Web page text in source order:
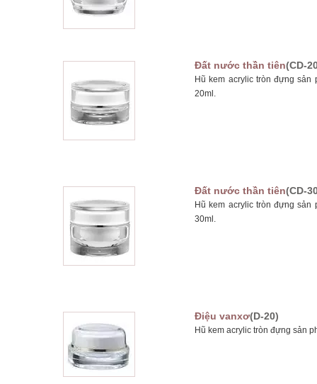
Đất nước thần tiên(CD-
Hũ kem acrylic tròn đựng sản
20ml.
Đất nước thần tiên(CD-
Hũ kem acrylic tròn đựng sản
30ml.
Điệu vanxơ(D-20)
Hũ kem acrylic tròn đựng sản